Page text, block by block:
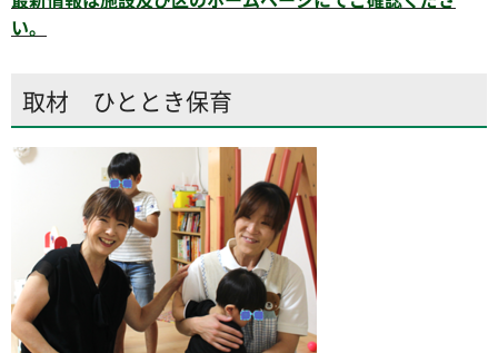
い。
取材 ひととき保育